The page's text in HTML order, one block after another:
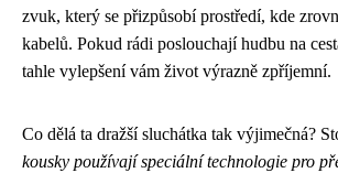
zvuk, který se přizpůsobí prostředí, kde
kabelů. Pokud rádi poslouchají hudbu na
tahle vylepšení vám život výrazně zpříjemní.
Co dělá ta dražší sluchátka tak výjimečná?
kousky používají speciální technologie pro